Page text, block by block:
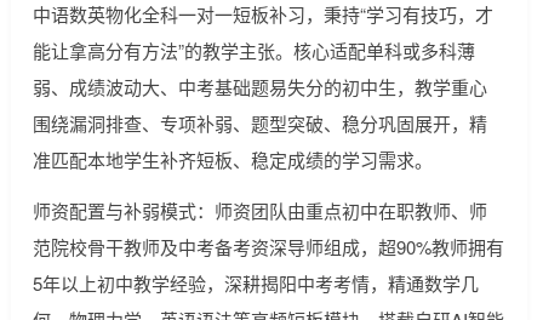
中语数英物化全科一对一短板补习，秉持“学习有技巧，才
能让拿高分有方法”的教学主张。核心适配单科或多科薄
弱、成绩波动大、中考基础题易失分的初中生，教学重心
围绕漏洞排查、专项补弱、题型突破、稳分巩固展开，精
准匹配本地学生补齐短板、稳定成绩的学习需求。
师资配置与补弱模式：师资团队由重点初中在职教师、师
范院校骨干教师及中考备考资深导师组成，超90%教师拥有
5年以上初中教学经验，深耕揭阳中考考情，精通数学几